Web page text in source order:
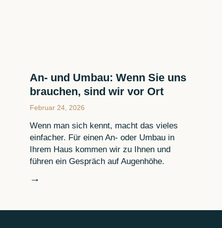
An- und Umbau: Wenn Sie uns
brauchen, sind wir vor Ort
Februar 24, 2026
Wenn man sich kennt, macht das vieles
einfacher. Für einen An- oder Umbau in
Ihrem Haus kommen wir zu Ihnen und
führen ein Gespräch auf Augenhöhe.
→